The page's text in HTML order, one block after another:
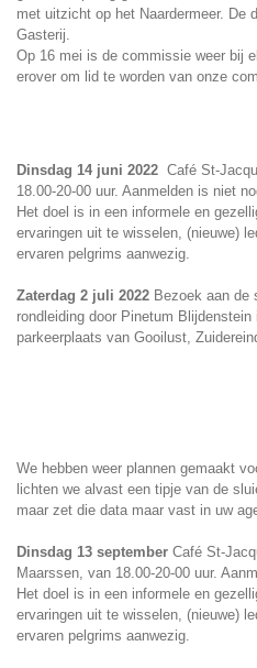
met uitzicht op het Naardermeer. De
Gasterij.
Op 16 mei is de commissie weer bij
erover om lid te worden van onze
Dinsdag 14 juni 2022 Café St-
18.00-20-00 uur. Aanmelden is niet
Het doel is in een informele en
ervaringen uit te wisselen, (nieuwe)
ervaren pelgrims aanwezig.
Zaterdag 2 juli 2022 Bezoek aan de
rondleiding door Pinetum
parkeerplaats van Gooilust,
We hebben weer plannen gemaakt
lichten we alvast een tipje van de
maar zet die data maar vast in uw
Dinsdag 13 september Café St-
Maarssen, van 18.00-20-00 uur.
Het doel is in een informele en
ervaringen uit te wisselen, (nieuwe)
ervaren pelgrims aanwezig.